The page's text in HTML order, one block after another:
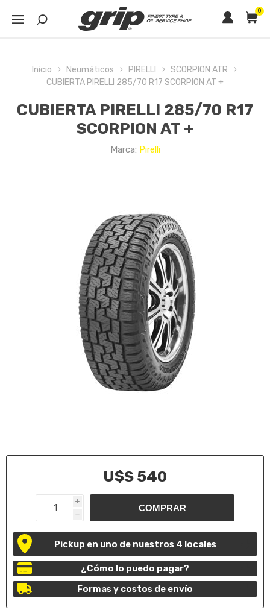
0
Inicio Neumáticos PIRELLI
SCORPION ATR
CUBIERTA PIRELLI 285/70 R17 SCORPION AT +
CUBIERTA PIRELLI 285/70 R17
SCORPION AT +
Marca: Pirelli
U$S 540
i
h
Pickup en uno de nuestros 4 locales
¿Cómo lo puedo pagar?
Formas y costos de envío